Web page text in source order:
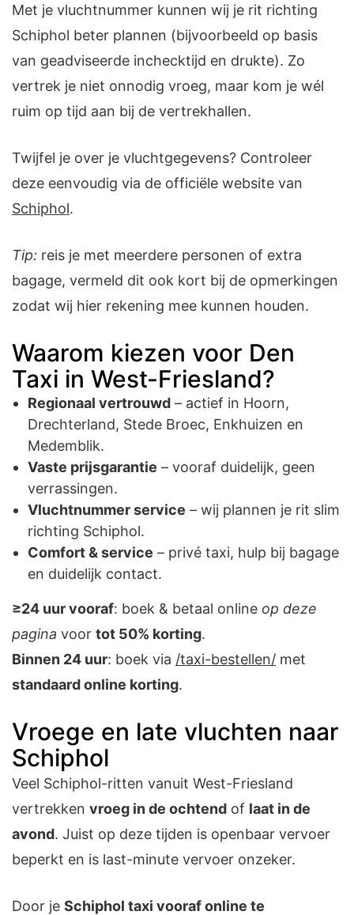
Met je vluchtnummer kunnen wij je rit richting
Schiphol beter plannen (bijvoorbeeld op basis
van geadviseerde inchecktijd en drukte). Zo
vertrek je niet onnodig vroeg, maar kom je wél
ruim op tijd aan bij de vertrekhallen.
Twijfel je over je vluchtgegevens? Controleer
deze eenvoudig via de officiële website van
Schiphol.
Tip: reis je met meerdere personen of extra
bagage, vermeld dit ook kort bij de opmerkingen
zodat wij hier rekening mee kunnen houden.
Waarom kiezen voor Den
Taxi in West-Friesland?
Regionaal vertrouwd – actief in Hoorn,
Drechterland, Stede Broec, Enkhuizen en
Medemblik.
Vaste prijsgarantie – vooraf duidelijk, geen
verrassingen.
Vluchtnummer service – wij plannen je rit slim
richting Schiphol.
Comfort & service – privé taxi, hulp bij bagage
en duidelijk contact.
≥24 uur vooraf: boek & betaal online op deze
pagina voor tot 50% korting.
Binnen 24 uur: boek via /taxi-bestellen/ met
standaard online korting.
Vroege en late vluchten naar
Schiphol
Veel Schiphol-ritten vanuit West-Friesland
vertrekken vroeg in de ochtend of laat in de
avond. Juist op deze tijden is openbaar vervoer
beperkt en is last-minute vervoer onzeker.
Door je Schiphol taxi vooraf online te